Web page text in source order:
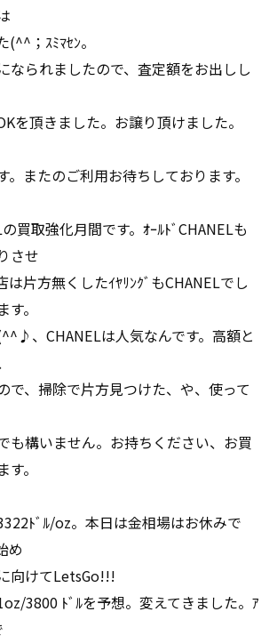
；ｽﾐﾏｾﾝ。
なられましたので、査定額をお出しし
を頂きました。お譲り頂けました。
。またのご利用お待ちしております。
買取強化月間です。ｵｰﾙﾄﾞCHANELも
させ
は片方無くしたｲﾔﾘﾝｸﾞもCHANELでし
。
、CHANELは人気なんです。高額と
で、掃除で片方見つけた、や、使って
も構いません。お持ちください、お買
。
ﾄﾞﾙ/oz。本日は金相場はお休みで
め
向けてLetsGo!!!
3800 ﾄﾞﾙを予想。変えてきました。ｱ